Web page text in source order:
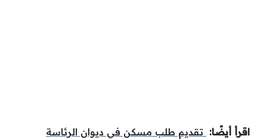
اقرأ أيضًا: تقديم طلب مسكن في ديوان الرئاسة